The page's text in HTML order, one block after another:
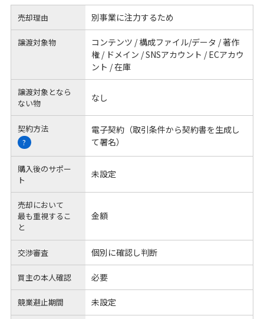
売却理由 別事業に注力するため
譲渡対象物
コンテンツ / 構成ファイル/データ / 著作
権 / ドメイン / SNSアカウント / ECアカウ
ント / 在庫
譲渡対象となら
ない物
なし
契約方法
?
電子契約（取引条件から契約書を生成し
て署名）
購入後のサポー
ト
未設定
売却において
最も重視するこ
と
金額
交渉審査 個別に確認し判断
買主の本人確認 必要
競業避止期間 未設定